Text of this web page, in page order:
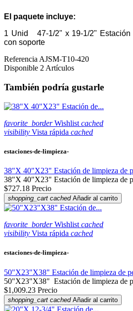
El paquete incluye:
1 Unid
47-1/2" x 19-1/2"
con soporte
ReferenciaAJSM-T10-420
Disponible 2 Artículos
También podría gustarle
favorite_border Wishlist cached
visibility Vista rápida cached
estaciones-de-limpieza-
38"X 40"X23" Estación de limpieza de
38"X 40"X23" Estación de limpieza de
$727.18 Precio
shopping_cart cached Añadir al carrito
favorite_border Wishlist cached
visibility Vista rápida cached
estaciones-de-limpieza-
50"X23"X38" Estación de limpieza de
50"X23"X38" Estación de limpieza de
$1,009.23 Precio
shopping_cart cached Añadir al carrito